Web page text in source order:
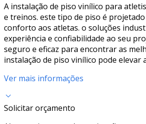
A instalação de piso vinílico para
e treinos. este tipo de piso é
conforto aos atletas. o soluções
experiência e confiabilidade ao seu
seguro e eficaz para encontrar as
instalação de piso vinílico pode
Ver mais informações
Solicitar orçamento